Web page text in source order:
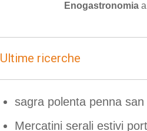
Enogastronomia
Ultime ricerche
sagra polenta penna san
Mercatini serali estivi